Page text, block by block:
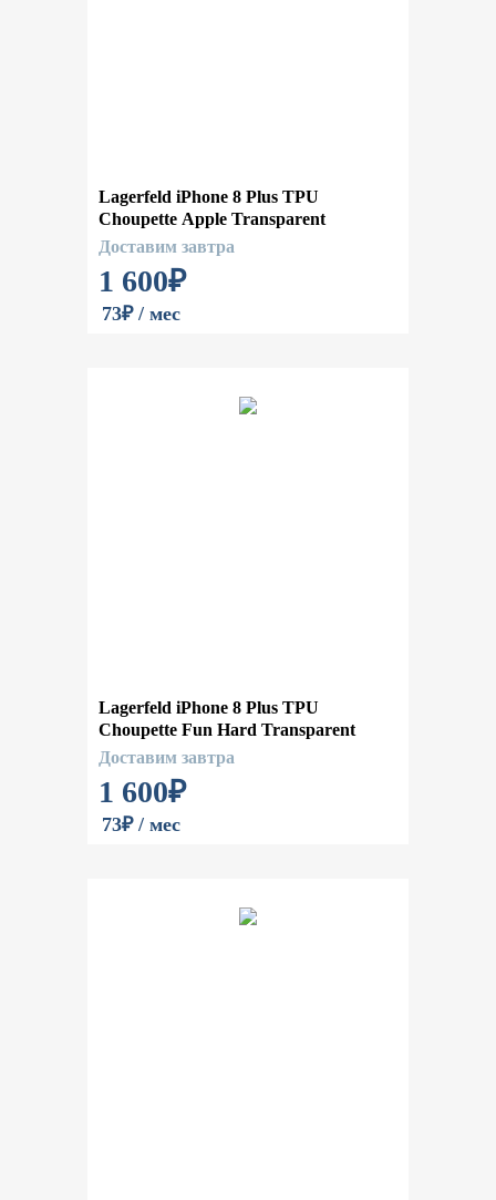
Lagerfeld iPhone 8 Plus TPU
Choupette Apple Transparent
Доставим завтра
1 600₽
73₽ / мес
Lagerfeld iPhone 8 Plus TPU
Choupette Fun Hard Transparent
Доставим завтра
1 600₽
73₽ / мес